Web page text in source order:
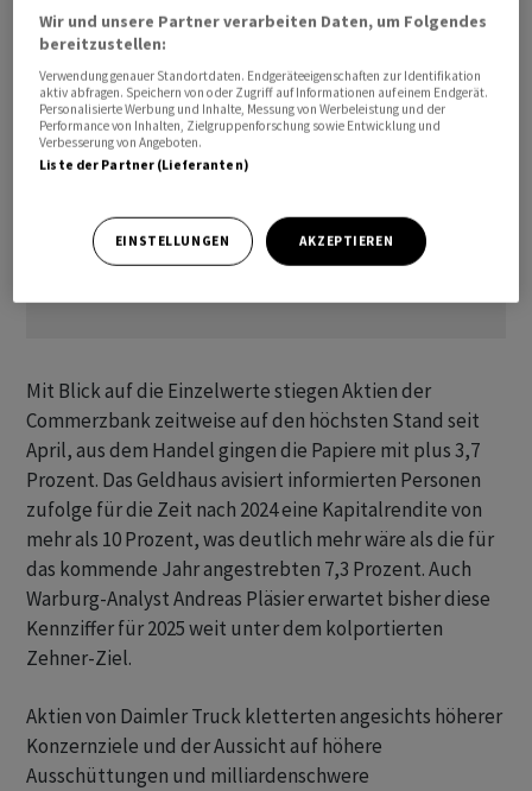
Mit Blick auf die Einzelwerte stiegen Aktien der
Commerzbank zeitweise auf den höchsten Stand seit
April, aus dem Handel gingen die Papiere mit plus 3,7
Prozent. Das Geldhaus avisiert informierten Personen
zufolge für die Zeit nach 2024 eine Kapitalrendite von
mehr als 10 Prozent, was deutlich mehr wäre als die für
das kommende Jahr angestrebten 7,3 Prozent. Auch
Warburg-Analyst Andreas Pläsier erwartet bisher diese
Kennziffer für 2025 weit unter dem kolportierten
Zehner-Ziel.
Aktien von Daimler Truck kletterten angesichts höherer
Konzernziele und der Aussicht auf höhere
Ausschüttungen und milliardenschwere
Wir und unsere Partner verarbeiten Daten, um Folgendes
bereitzustellen:
Verwendung genauer Standortdaten. Endgeräteeigenschaften zur Identifikation
aktiv abfragen. Speichern von oder Zugriff auf Informationen auf einem Endgerät.
Personalisierte Werbung und Inhalte, Messung von Werbeleistung und der
Performance von Inhalten, Zielgruppenforschung sowie Entwicklung und
Verbesserung von Angeboten.
Liste der Partner (Lieferanten)
EINSTELLUNGEN AKZEPTIEREN